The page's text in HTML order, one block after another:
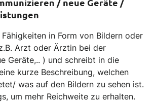
/ neue Geräte /
in Form von Bildern oder
Arzt oder Ärztin bei der
Geräte,.. ) und schreibt in die
kurze Beschreibung, welchen
was auf den Bildern zu sehen ist.
um mehr Reichweite zu erhalten.